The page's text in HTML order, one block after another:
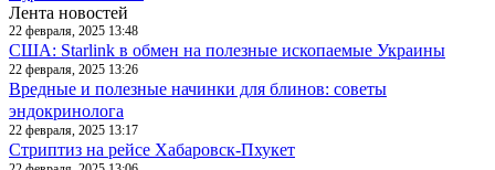
Лента новостей
22 февраля, 2025 13:48
США: Starlink в обмен на полезные ископаемые Украины
22 февраля, 2025 13:26
Вредные и полезные начинки для блинов: советы
эндокринолога
22 февраля, 2025 13:17
Стриптиз на рейсе Хабаровск-Пхукет